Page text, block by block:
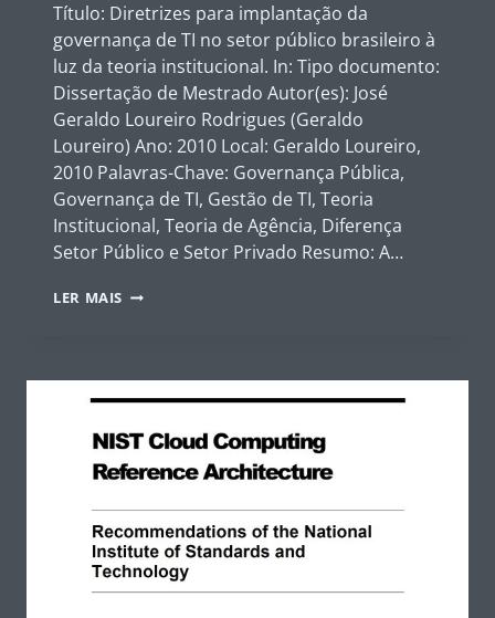
Título: Diretrizes para implantação da
governança de TI no setor público brasileiro à
luz da teoria institucional. In: Tipo documento:
Dissertação de Mestrado Autor(es): José
Geraldo Loureiro Rodrigues (Geraldo
Loureiro) Ano: 2010 Local: Geraldo Loureiro,
2010 Palavras-Chave: Governança Pública,
Governança de TI, Gestão de TI, Teoria
Institucional, Teoria de Agência, Diferença
Setor Público e Setor Privado Resumo: A…
LER MAIS GERALDO